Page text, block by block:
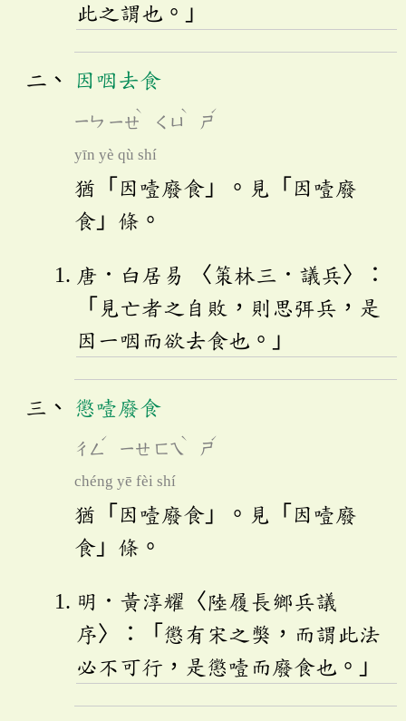
此之謂也。」
因咽去食
ㄧㄣ ㄧㄝ
ˋ
ㄑㄩ
ˋ
ㄕ
ˊ
yīn yè qù shí
猶「因噎廢食」。見「因噎廢
食」條。
唐．白居易 〈策林三．議兵〉：
「見亡者之自敗，則思弭兵，是
因一咽而欲去食也。」
懲噎廢食
ㄔㄥ
ˊ
ㄧㄝ ㄈㄟ
ˋ
ㄕ
ˊ
chéng yē fèi shí
猶「因噎廢食」。見「因噎廢
食」條。
明．黃淳耀〈陸履長鄉兵議
序〉：「懲有宋之獘，而謂此法
必不可行，是懲噎而廢食也。」